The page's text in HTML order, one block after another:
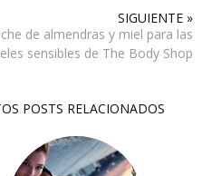
SIGUIENTE »
de almendras y miel para las
sensibles de The Body Shop
POSTS RELACIONADOS